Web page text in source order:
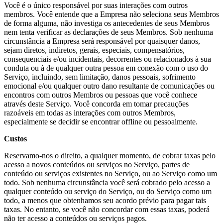
Você é o único responsável por suas interações com outros
membros. Você entende que a Empresa não seleciona seus Membros
de forma alguma, não investiga os antecedentes de seus Membros
nem tenta verificar as declarações de seus Membros. Sob nenhuma
circunstância a Empresa será responsável por quaisquer danos,
sejam diretos, indiretos, gerais, especiais, compensatórios,
consequenciais e/ou incidentais, decorrentes ou relacionados à sua
conduta ou à de qualquer outra pessoa em conexão com o uso do
Serviço, incluindo, sem limitação, danos pessoais, sofrimento
emocional e/ou qualquer outro dano resultante de comunicações ou
encontros com outros Membros ou pessoas que você conhece
através deste Serviço. Você concorda em tomar precauções
razoáveis em todas as interações com outros Membros,
especialmente se decidir se encontrar offline ou pessoalmente.
Custos
Reservamo-nos o direito, a qualquer momento, de cobrar taxas pelo
acesso a novos conteúdos ou serviços no Serviço, partes de
conteúdo ou serviços existentes no Serviço, ou ao Serviço como um
todo. Sob nenhuma circunstância você será cobrado pelo acesso a
qualquer conteúdo ou serviço do Serviço, ou do Serviço como um
todo, a menos que obtenhamos seu acordo prévio para pagar tais
taxas. No entanto, se você não concordar com essas taxas, poderá
não ter acesso a conteúdos ou serviços pagos.